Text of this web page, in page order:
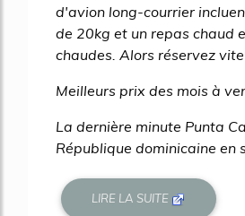
d'avion long-courrier
de 20kg et un repas chaud
chaudes. Alors réservez
Meilleurs prix des mois à
La dernière minute Punta
République dominicaine en
LIRE LA SUITE